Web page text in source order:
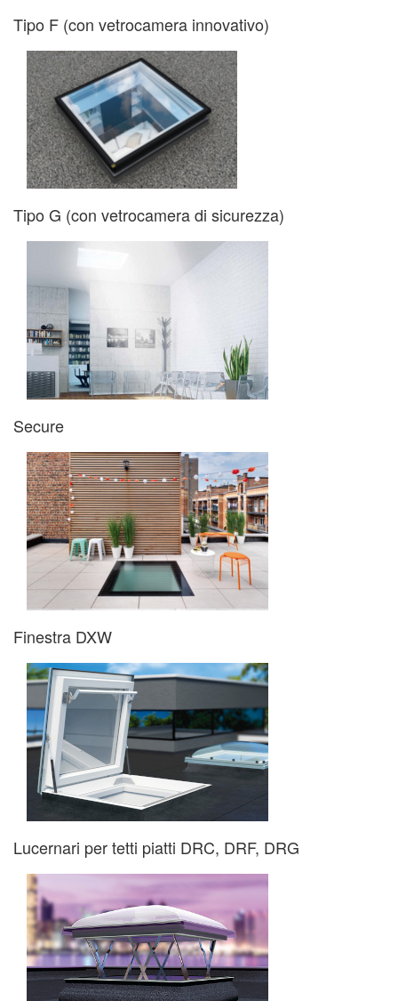
Tipo F (con vetrocamera innovativo)
Tipo G (con vetrocamera di sicurezza)
Secure
Finestra DXW
Lucernari per tetti piatti DRC, DRF, DRG